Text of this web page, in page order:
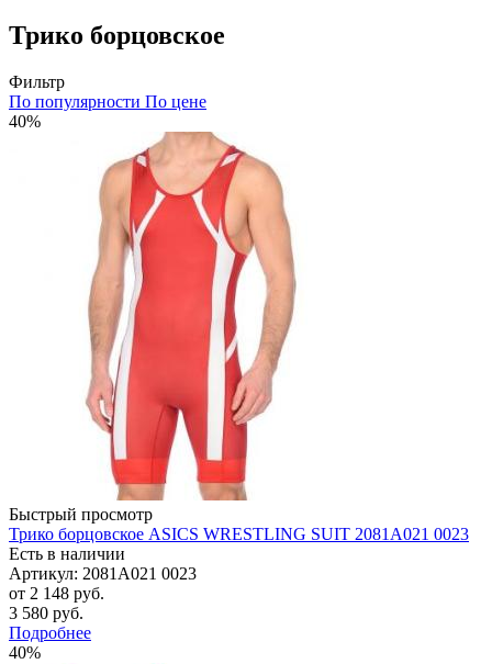
Трико борцовское
Фильтр
По популярности По цене
40%
Быстрый просмотр
Трико борцовское ASICS WRESTLING SUIT 2081A021 0023
Есть в наличии
Артикул: 2081A021 0023
от 2 148 руб.
3 580 руб.
Подробнее
40%